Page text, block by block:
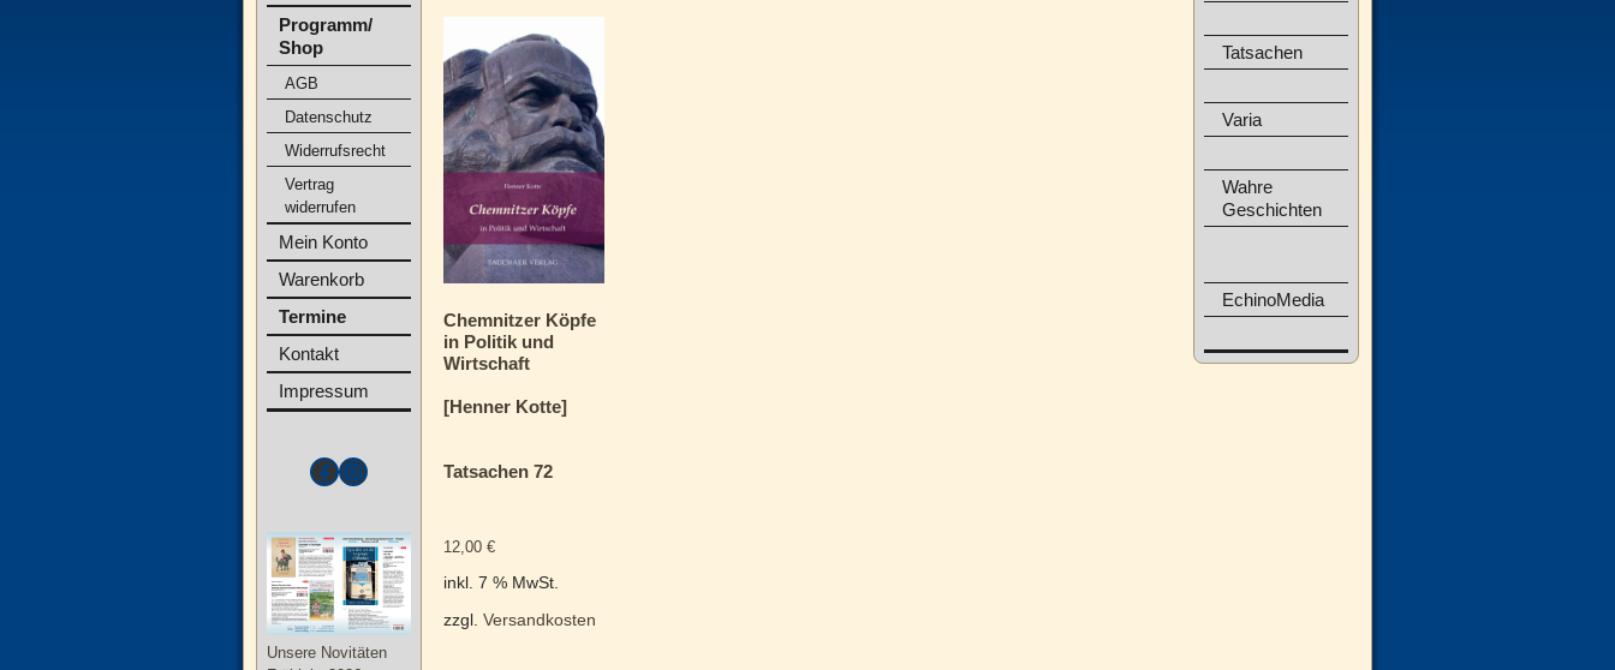
Chemnitzer Köpfe
in Politik und
Wirtschaft
[Henner Kotte]
Tatsachen 72
12,00€
inkl. 7 % MwSt.
zzgl.Versandkosten
Programm/
Shop
AGB
Datenschutz
Widerrufsrecht
Vertrag
widerrufen
Mein Konto
Warenkorb
Termine
Kontakt
Impressum
Unsere Novitäten
Tatsachen
Varia
Wahre
Geschichten
EchinoMedia